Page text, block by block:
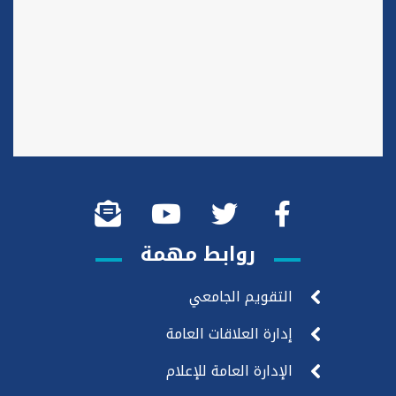
روابط مهمة
التقويم الجامعي
إدارة العلاقات العامة
الإدارة العامة للإعلام